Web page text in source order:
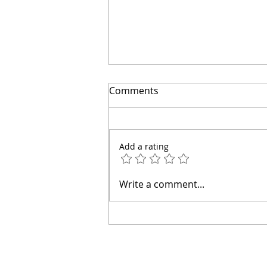
El secreto para ahorrar
Comments
Add a rating
Write a comment...